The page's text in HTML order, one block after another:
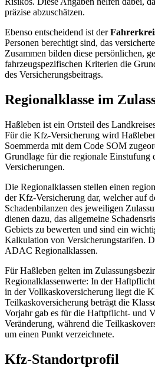
präzise abzuschätzen.
Ebenso entscheidend ist der
Personen berechtigt sind, das
Zusammen bilden diese persönlichen,
fahrzeugspezifischen Kriterien die
des Versicherungsbeitrags.
Regionalklasse im
Haßleben ist ein Ortsteil des
Für die Kfz-Versicherung wird
Soemmerda mit dem Code SOM
Grundlage für die regionale Einstufung
Versicherungen.
Die Regionalklassen stellen einen
der Kfz-Versicherung dar, welcher auf
Schadenbilanzen des jeweiligen
dienen dazu, das allgemeine
Gebiets zu bewerten und sind ein
Kalkulation von Versicherungstarifen.
ADAC Regionalklassen.
Für Haßleben gelten im
Regionalklassenwerte: In der
in der Vollkaskoversicherung liegt die
Teilkaskoversicherung beträgt die
Vorjahr gab es für die Haftpflicht- und
Veränderung, während die
um einen Punkt verzeichnete.
Kfz-Standortprofil